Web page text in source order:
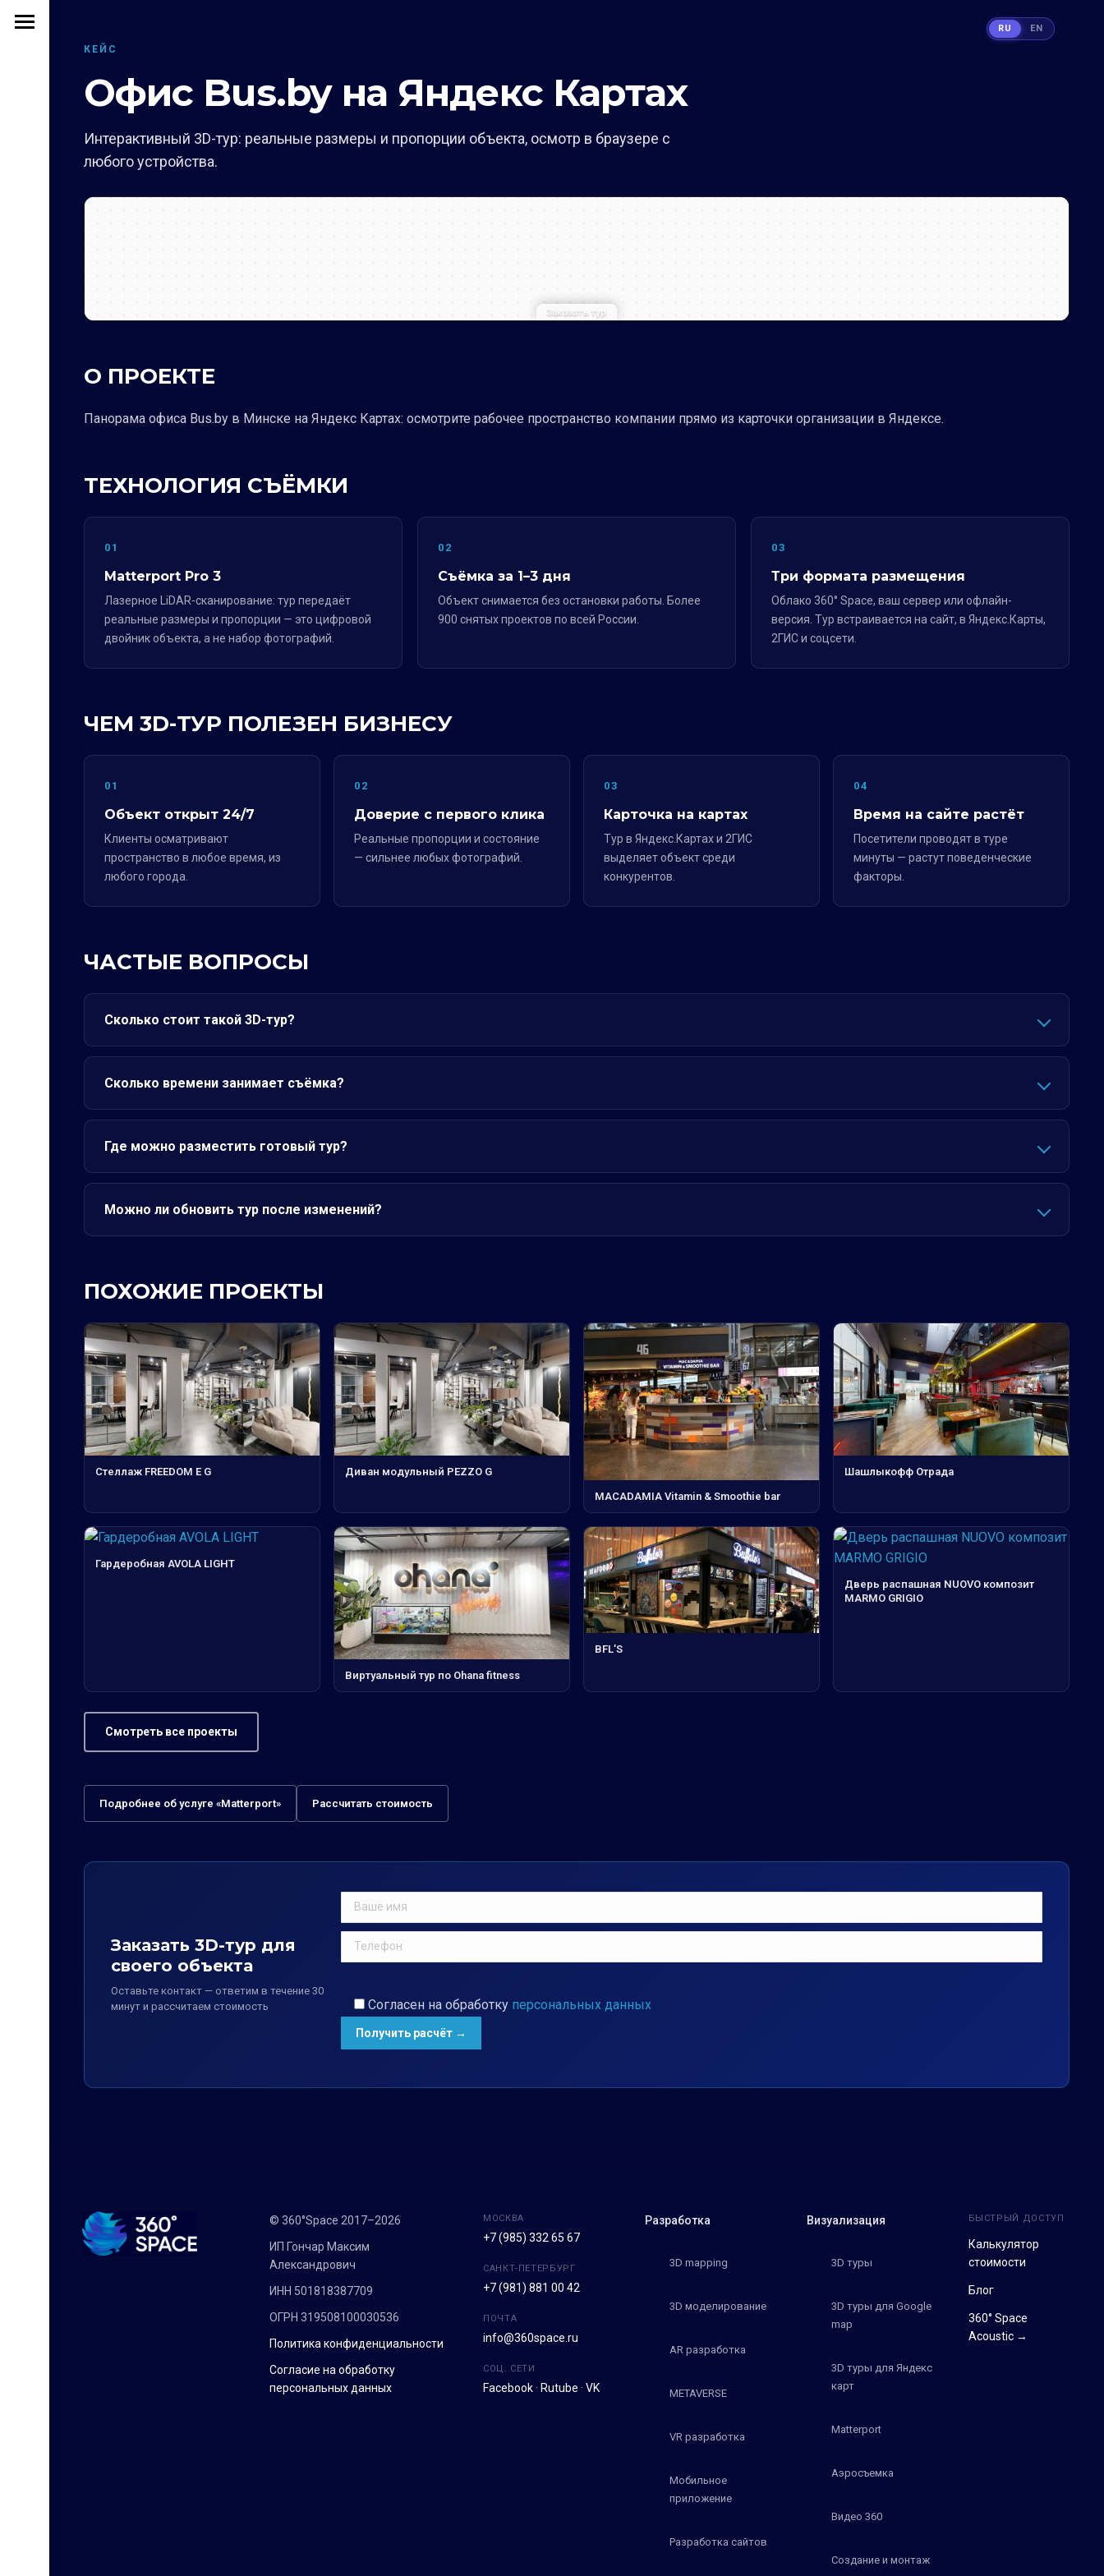
КЕЙС
Офис Bus.by на Яндекс Картах
Интерактивный 3D-тур: реальные размеры и пропорции объекта, осмотр в браузере с
любого устройства.
Заказать тур
О ПРОЕКТЕ
Панорама офиса Bus.by в Минске на Яндекс Картах: осмотрите рабочее пространство компании прямо из карточки организации в Яндексе.
ТЕХНОЛОГИЯ СЪЁМКИ
01
Matterport Pro 3
Лазерное LiDAR-сканирование: тур передаёт
реальные размеры и пропорции — это цифровой
двойник объекта, а не набор фотографий.
02
Съёмка за 1–3 дня
Объект снимается без остановки работы. Более
900 снятых проектов по всей России.
03
Три формата размещения
Облако 360° Space, ваш сервер или офлайн-
версия. Тур встраивается на сайт, в Яндекс.Карты,
2ГИС и соцсети.
ЧЕМ 3D-ТУР ПОЛЕЗЕН БИЗНЕСУ
01
Объект открыт 24/7
Клиенты осматривают
пространство в любое время, из
любого города.
02
Доверие с первого клика
Реальные пропорции и состояние
— сильнее любых фотографий.
03
Карточка на картах
Тур в Яндекс.Картах и 2ГИС
выделяет объект среди
конкурентов.
04
Время на сайте растёт
Посетители проводят в туре
минуты — растут поведенческие
факторы.
ЧАСТЫЕ ВОПРОСЫ
Сколько стоит такой 3D-тур?
Сколько времени занимает съёмка?
Где можно разместить готовый тур?
Можно ли обновить тур после изменений?
ПОХОЖИЕ ПРОЕКТЫ
Стеллаж FREEDOM E G
Диван модульный PEZZO G
MACADAMIA Vitamin & Smoothie bar
Шашлыкофф Отрада
Гардеробная AVOLA LIGHT
Виртуальный тур по Ohana fitness
BFL’S
Дверь распашная NUOVO композит
MARMO GRIGIO
Смотреть все проекты
Подробнее об услуге «Matterport» Рассчитать стоимость
Заказать 3D-тур для
своего объекта
Оставьте контакт — ответим в течение 30
минут и рассчитаем стоимость
Согласен на обработку персональных данных
© 360°Space 2017–2026
ИП Гончар Максим
Александрович
ИНН 501818387709
ОГРН 319508100030536
Политика конфиденциальности
Согласие на обработку
персональных данных
МОСКВА
+7 (985) 332 65 67
САНКТ-ПЕТЕРБУРГ
+7 (981) 881 00 42
ПОЧТА
info@360space.ru
СОЦ. СЕТИ
Facebook· Rutube · VK
Разработка
3D mapping
3D моделирование
AR разработка
METAVERSE
VR разработка
Мобильное
приложение
Разработка сайтов
Визуализация
3D туры
3D туры для Google
map
3D туры для Яндекс
карт
Matterport
Аэросъемка
Видео 360
Создание и монтаж
БЫСТРЫЙ ДОСТУП
Калькулятор
стоимости
Блог
360° Space
Acoustic →
RU EN